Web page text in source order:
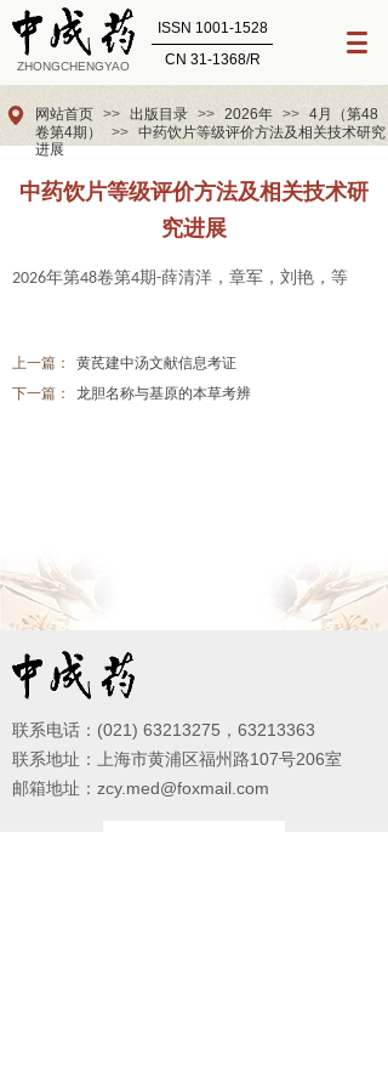
ISSN 1001-1528
ZHONGCHENGYAO CN 31-1368/R
网站首页 >> 出版目录 >> 2026年 >> 4月（第48
卷第4期）
>> 中药饮片等级评价方法及相关技术研究
进展
中药饮片等级评价方法及相关技术研
究进展
2026年第48卷第4期-薛清洋，章军，刘艳，等
上一篇：
黄芪建中汤文献信息考证
下一篇：
龙胆名称与基原的本草考辨
联系电话：(021) 63213275，63213363
联系地址：上海市黄浦区福州路107号206室
邮箱地址：zcy.med@foxmail.com